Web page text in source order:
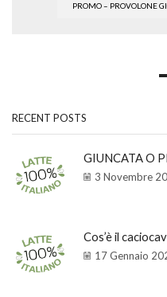
PROMO – PROVOLONE
RECENT POSTS
GIUNCATA O
3 Novembre
Cos’è il
17 Gennaio